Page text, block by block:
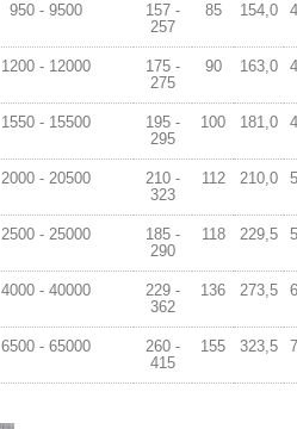
950 - 9500
157 -
257
85 154,0
1200 - 12000
175 -
275
90 163,0
1550 - 15500
195 -
295
100 181,0
2000 - 20500
210 -
323
112 210,0
2500 - 25000
185 -
290
118 229,5
4000 - 40000
229 -
362
136 273,5
6500 - 65000
260 -
415
155 323,5